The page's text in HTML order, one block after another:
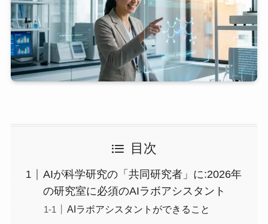
目次
AIが科学研究の「共同研究者」に:2026年
の研究室に必須のAIラボアシスタント
AIラボアシスタントができること